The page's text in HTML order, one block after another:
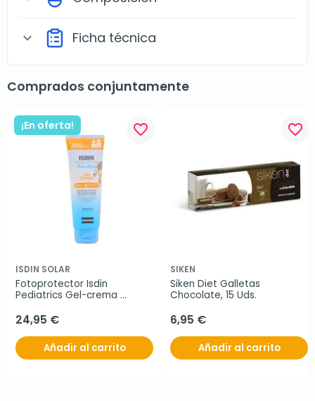
expand_more Ficha técnica
Comprados conjuntamente
¡En oferta! favorite_border
ISDIN SOLAR
Fotoprotector Isdin
Pediatrics Gel-crema
24,95 €
Añadir al carrito
favorite_border
SIKEN
Siken Diet Galletas
Chocolate, 15 Uds.
6,95 €
Añadir al carrito